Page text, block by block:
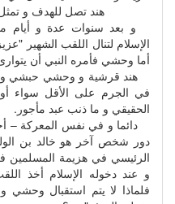
هند تصل للهدف و تمثل
و بعد سنوات عدة و أيام
الإسلام لتنال اللقب الشهير
أما وحشي فأمره النبي أن يتوارى
هند قرشية و وحشي حبشي و إلا
في الجرم على الأقل سواء أو
الحقيقي و ما ذنب عبد مأجور.
دائما و في نفس المعركة –
دور شخص آخر هو خالد بن
الرئيسي في هزيمة المسلمين
و عند دخوله الإسلام أخذ
فلماذا لا يتم استقبال وحشي و